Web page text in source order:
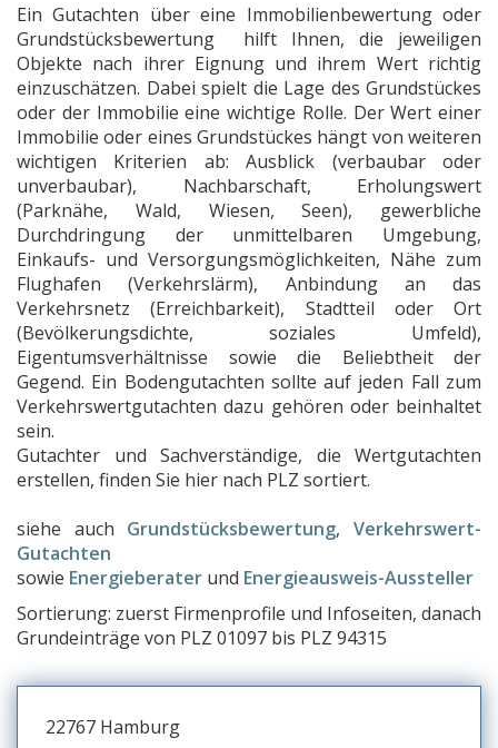
Ein Gutachten über eine Immobilienbewertung oder
Grundstücksbewertung hilft Ihnen, die jeweiligen
Objekte nach ihrer Eignung und ihrem Wert richtig
einzuschätzen. Dabei spielt die Lage des Grundstückes
oder der Immobilie eine wichtige Rolle. Der Wert einer
Immobilie oder eines Grundstückes hängt von weiteren
wichtigen Kriterien ab: Ausblick (verbaubar oder
unverbaubar), Nachbarschaft, Erholungswert
(Parknähe, Wald, Wiesen, Seen), gewerbliche
Durchdringung der unmittelbaren Umgebung,
Einkaufs- und Versorgungsmöglichkeiten, Nähe zum
Flughafen (Verkehrslärm), Anbindung an das
Verkehrsnetz (Erreichbarkeit), Stadtteil oder Ort
(Bevölkerungsdichte, soziales Umfeld),
Eigentumsverhältnisse sowie die Beliebtheit der
Gegend. Ein Bodengutachten sollte auf jeden Fall zum
Verkehrswertgutachten dazu gehören oder beinhaltet
sein.
Gutachter und Sachverständige, die Wertgutachten
erstellen, finden Sie hier nach PLZ sortiert.
siehe auch Grundstücksbewertung,Verkehrswert-
Gutachten
sowie Energieberater und Energieausweis-Aussteller
Sortierung: zuerst Firmenprofile und Infoseiten, danach
Grundeinträge von PLZ 01097 bis PLZ 94315
22767 Hamburg